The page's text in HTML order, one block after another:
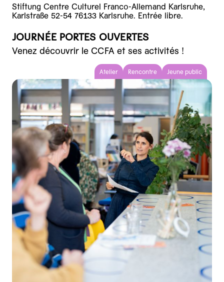
Stiftung Centre Culturel Franco-Allemand Karlsruhe,
Karlstraße 52-54 76133 Karlsruhe. Entrée libre.
JOURNÉE PORTES OUVERTES
Venez découvrir le CCFA et ses activités !
Atelier Rencontre Jeune public